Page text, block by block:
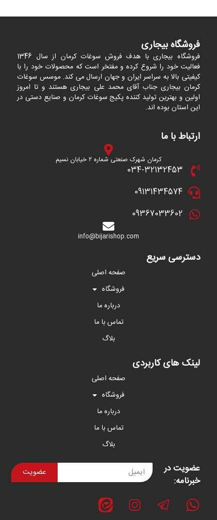
فروشگاه بیجاری
فروشگاه بیجاری با هدف فروش سوغات کرمان از سال 1346
فعالیت خود را شروع کرده و مفتخر است که محصولات خود را با
کیفیتی بالا به سراسر ایران و جهان ارسال می کند. موسس سوغات
کرمان بیجاری جناب آقای محمد علی بیجاری هستند و تا امروز
اولین و بهترین تولید کننده پکیج سوغات کرمان و صنایع دستی در
این استان بوده اند.
ارتباط با ما
کرمان شهرک صنعتی شماره ۲ خیابان نسیم
034-32132453
09131434574
09367033602
info@bijarishop.com
دسترسی سریع
صفحه اصلی
فروشگاه
درباره ما
تماس با ما
بلاگ
لینک های کاربردی
صفحه اصلی
فروشگاه
درباره ما
تماس با ما
بلاگ
عضویت در
خبرنامه:
عضویت